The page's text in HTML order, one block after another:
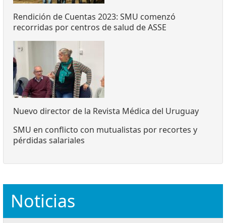
Rendición de Cuentas 2023: SMU comenzó
recorridas por centros de salud de ASSE
Nuevo director de la Revista Médica del Uruguay
SMU en conflicto con mutualistas por recortes y
pérdidas salariales
Noticias